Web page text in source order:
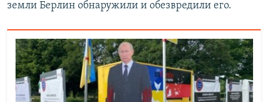
земли Берлин обнаружили и обезвредили его.